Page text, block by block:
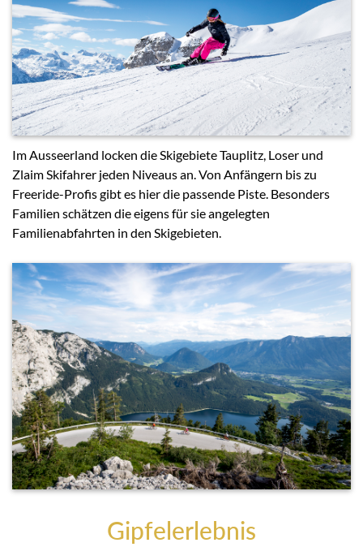
Im Ausseerland locken die Skigebiete Tauplitz, Loser und
Zlaim Skifahrer jeden Niveaus an. Von Anfängern bis zu
Freeride-Profis gibt es hier die passende Piste. Besonders
Familien schätzen die eigens für sie angelegten
Familienabfahrten in den Skigebieten.
Gipfelerlebnis